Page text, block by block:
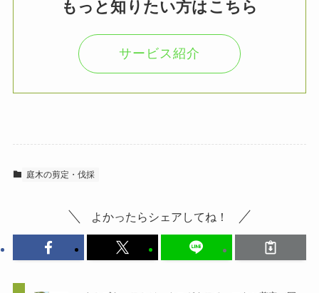
もっと知りたい方はこちら
サービス紹介
庭木の剪定・伐採
よかったらシェアしてね！